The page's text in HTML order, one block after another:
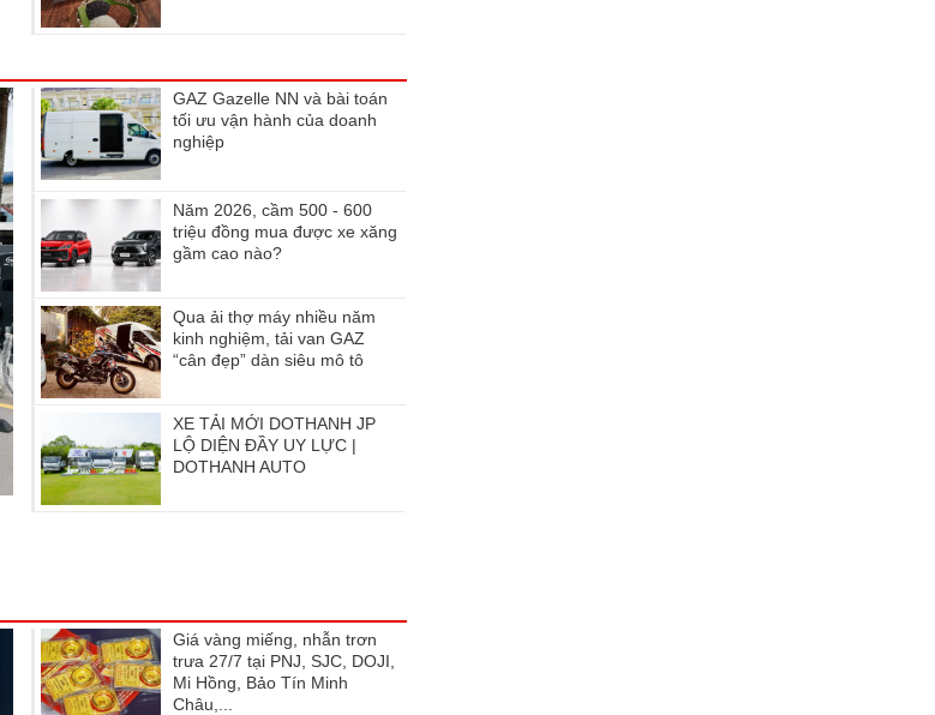
GAZ Gazelle NN và bài toán
tối ưu vận hành của doanh
nghiệp
Năm 2026, cầm 500 - 600
triệu đồng mua được xe xăng
gầm cao nào?
Qua ải thợ máy nhiều năm
kinh nghiệm, tải van GAZ
“cân đẹp” dàn siêu mô tô
XE TẢI MỚI DOTHANH JP
LỘ DIỆN ĐẦY UY LỰC |
DOTHANH AUTO
Giá vàng miếng, nhẫn trơn
trưa 27/7 tại PNJ, SJC, DOJI,
Mi Hồng, Bảo Tín Minh
Châu,...